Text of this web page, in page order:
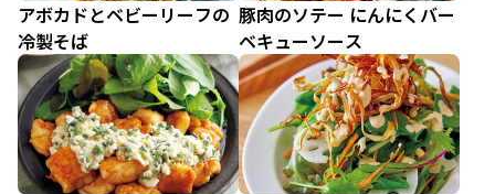
アボカドとベビーリーフの
冷製そば
豚肉のソテー にんにくバー
ベキューソース